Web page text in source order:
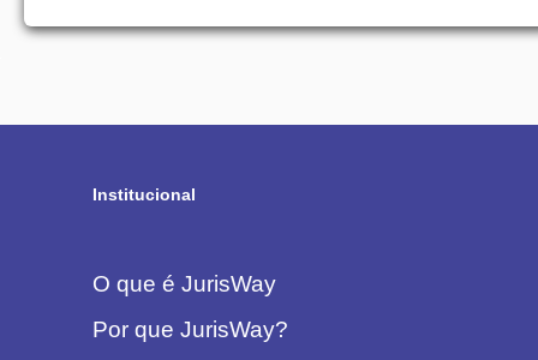
Institucional
O que é JurisWay
Por que JurisWay?